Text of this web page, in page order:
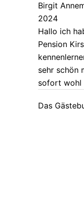
Birgit
2024
Hallo ich
Pension
sehr schön
sofort wohl
Das